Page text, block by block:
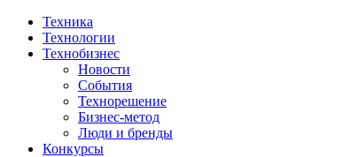
Техника
Технологии
Технобизнес
Новости
События
Технорешение
Бизнес-метод
Люди и бренды
Конкурсы